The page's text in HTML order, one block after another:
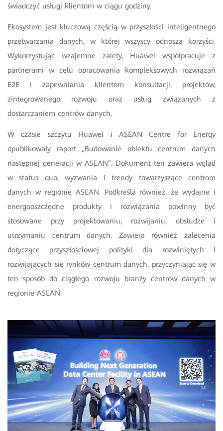
świadczyć usługi klientom w ciągu godziny.
Ekosystem jest kluczową częścią w przyszłości inteligentnego
przetwarzania danych, w której wszyscy odnoszą korzyści.
Wykorzystując wzajemne zalety, Huawei współpracuje z
partnerami w celu opracowania kompleksowych rozwiązań
E2E i zapewniania klientom konsultacji, projektów,
zintegrowanego rozwoju oraz usług związanych z
dostarczaniem centrów danych.
W czasie szczytu Huawei i ASEAN Centre for Energy
opublikowały raport „Budowanie obiektu centrum danych
następnej generacji w ASEAN”. Dokument ten zawiera wgląd
w status quo, wyzwania i trendy towarzyszące centrom
danych w regionie ASEAN. Podkreśla również, że wydajne i
energooszczędne produkty i rozwiązania powinny być
stosowane przy projektowaniu, rozwijaniu, obsłudze i
utrzymaniu centrum danych. Zawiera również zalecenia
dotyczące przyszłościowej polityki dla rozwiniętych i
rozwijających się rynków centrum danych, przyczyniając się w
ten sposób do ciągłego rozwoju branży centrów danych w
regionie ASEAN.